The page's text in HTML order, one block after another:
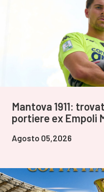
Mantova 1911:
portiere ex Empoli
Agosto 05,2026